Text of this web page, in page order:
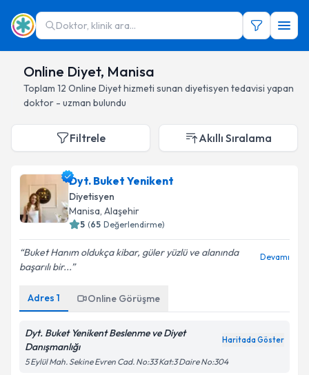
Doktor, klinik ara...
Online Diyet, Manisa
Toplam 12 Online Diyet hizmeti sunan diyetisyen tedavisi yapan
doktor - uzman bulundu
Filtrele Akıllı Sıralama
Dyt. Buket Yenikent
Diyetisyen
Manisa, Alaşehir
5 (65 Değerlendirme)
Buket Hanım oldukça kibar, güler yüzlü ve alanında
başarılı bir...
Devamı
Adres 1 Online Görüşme
Dyt. Buket Yenikent Beslenme ve Diyet
Danışmanlığı
Haritada Göster
5 Eylül Mah. Sekine Evren Cad. No:33 Kat:3 Daire No:304